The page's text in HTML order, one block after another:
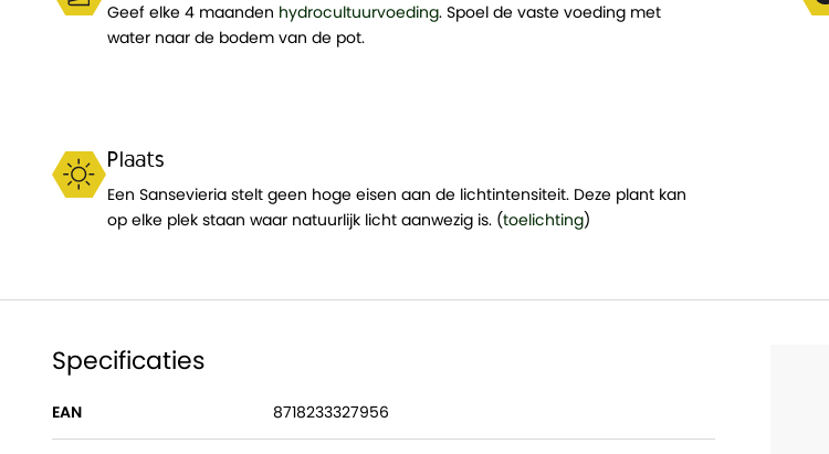
Geef elke 4 maanden hydrocultuurvoeding. Spoel de vaste voeding met
water naar de bodem van de pot.
Plaats
Een Sansevieria stelt geen hoge eisen aan de lichtintensiteit. Deze plant kan
op elke plek staan waar natuurlijk licht aanwezig is. (toelichting)
Specificaties
EAN 8718233327956